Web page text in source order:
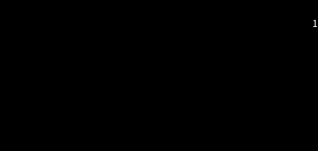
— 完整照片空間靈感
1